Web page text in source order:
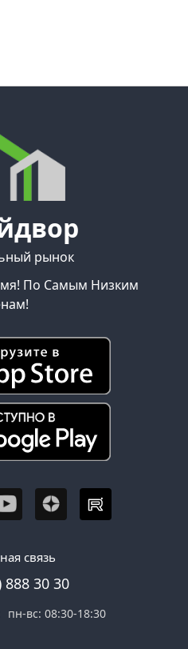
рынок
По Самым Низким
связь
888 30 30
пн-вс: 08:30-18:30